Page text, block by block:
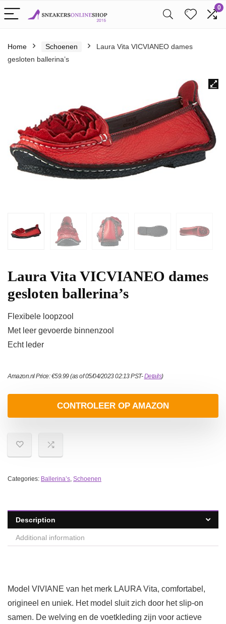
0
Home Schoenen
Laura Vita VICVIANEO dames
gesloten ballerina’s
Laura Vita VICVIANEO dames
gesloten ballerina’s
Flexibele loopzool
Met leer gevoerde binnenzool
Echt leder
Amazon.nl Price:€59.99(as of 05/04/2023 02:13 PST-Details)
CONTROLEER OP AMAZON
Categories: Ballerina’s, Schoenen
Description
Additional information
Model VIVIANE van het merk LAURA Vita, comfortabel,
origineel en uniek. Het model sluit zich door het slip-on
samen. De welving en de voetkleding zijn voor actieve